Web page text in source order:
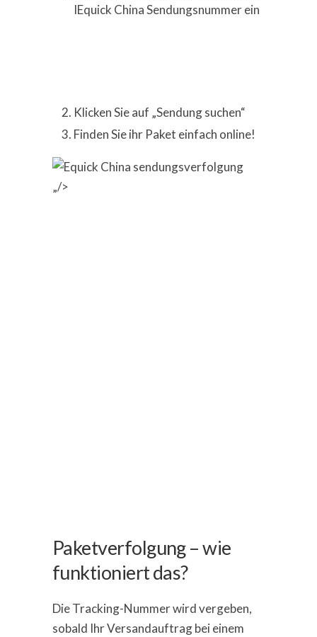
IEquick China Sendungsnummer ein
Klicken Sie auf „Sendung suchen“
Finden Sie ihr Paket einfach online!
„/>
Paketverfolgung – wie
funktioniert das?
Die Tracking-Nummer wird vergeben,
sobald Ihr Versandauftrag bei einem